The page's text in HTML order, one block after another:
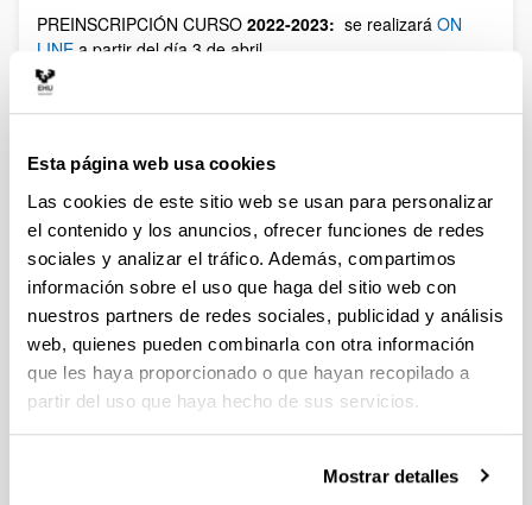
Esta página web usa cookies
Las cookies de este sitio web se usan para personalizar
el contenido y los anuncios, ofrecer funciones de redes
sociales y analizar el tráfico. Además, compartimos
información sobre el uso que haga del sitio web con
nuestros partners de redes sociales, publicidad y análisis
web, quienes pueden combinarla con otra información
que les haya proporcionado o que hayan recopilado a
partir del uso que haya hecho de sus servicios.
Mostrar detalles
PREINSCRIPCIÓN CURSO 2022-2023: se realizará ON
LINE a partir del día 3 de abril
Máster Universitario en Ciencias
Actuariales y Financieras
Título verificado por ANECA y Unibasq.
PREINSCRIPCIÓN ABIERTA DE FORMA MANUAL CON
ENTREGA DE DOCUMENTACIÓN EN LA SEDE DEL
DEPARTAMENTO DE ECONOMÍA FINANCIERA I
Documentación requerida según normativa de la UPV/EHU,
Lugar de presentación de la documentación